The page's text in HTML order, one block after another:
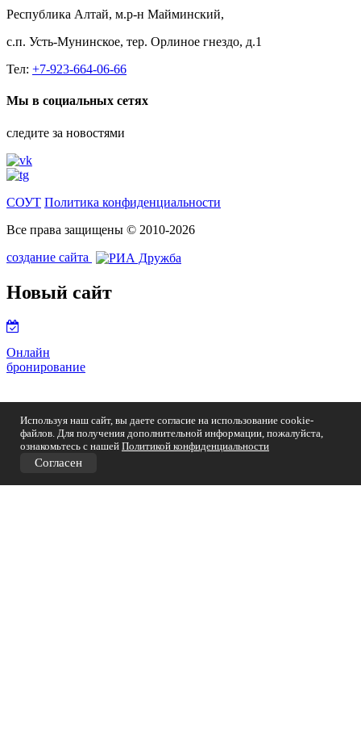
Республика Алтай, м.р-н Майминский,
с.п. Усть-Мунинское, тер. Орлиное гнездо, д.1
Тел: +7-923-664-06-66
Мы в социальных сетях
следите за новостями
СОУТ Политика конфиденциальности
Все права защищены © 2010-2026
создание сайта
Новый сайт
Используя наш сайт, вы даете согласие на использование cookie-
файлов. Для получения дополнительной информации, пожалуйста,
ознакомьтесь с нашей Политикой конфиденциальности
Согласен
Онлайн
бронирование